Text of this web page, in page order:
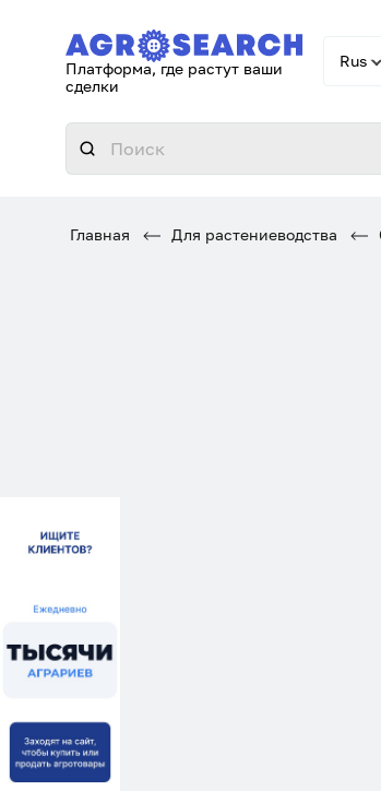
Платформа, где растут ваши
сделки
Rus
Главная Для растениеводства